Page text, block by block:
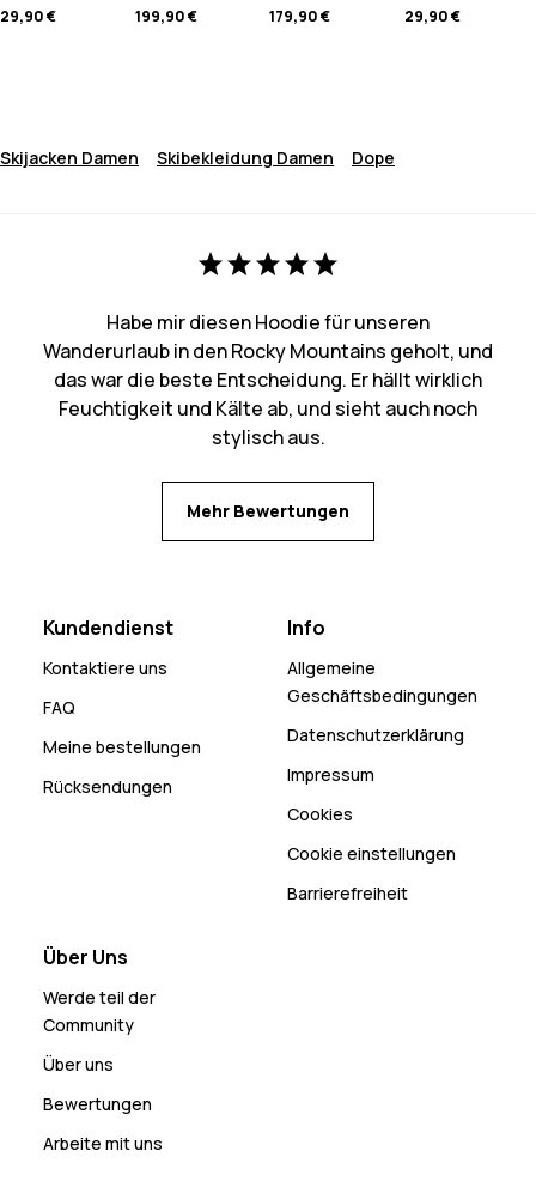
29,90 €
199,90 €
179,90 €
29,90 €
Skijacken Damen Skibekleidung Damen Dope
Habe mir diesen Hoodie für unseren
Wanderurlaub in den Rocky Mountains geholt, und
das war die beste Entscheidung. Er hällt wirklich
Feuchtigkeit und Kälte ab, und sieht auch noch
stylisch aus.
Mehr Bewertungen
Kundendienst
Kontaktiere uns
FAQ
Meine bestellungen
Rücksendungen
Info
Allgemeine
Geschäftsbedingungen
Datenschutzerklärung
Impressum
Cookies
Cookie einstellungen
Barrierefreiheit
Über Uns
Werde teil der
Community
Über uns
Bewertungen
Arbeite mit uns